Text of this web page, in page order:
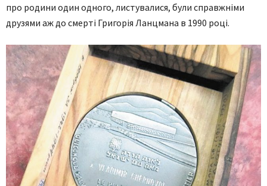
про родини один одного, листувалися, були справжніми
друзями аж до смерті Григорія Ланцмана в 1990 році.